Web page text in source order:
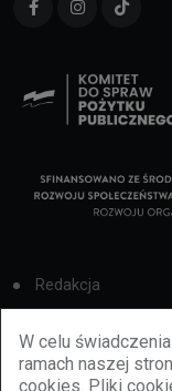
W celu
ramach naszej
cookies. Pliki
Redakcja
Cookies
Reklama